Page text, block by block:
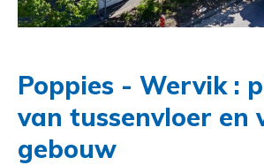
Poppies - Wervik :
van tussenvloer en
gebouw